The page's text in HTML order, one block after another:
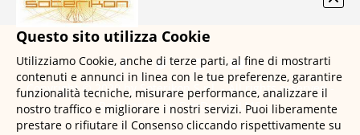
Copyright © 2020 by Soterikon S.r.l. - All rights reserved -
Realizzato conDynDevice LMS
Questo sito utilizza Cookie
Utilizziamo Cookie, anche di terze parti, al fine di mostrarti
contenuti e annunci in linea con le tue preferenze, garantire
funzionalità tecniche, misurare performance, analizzare il
nostro traffico e migliorare i nostri servizi. Puoi liberamente
prestare o rifiutare il Consenso cliccando rispettivamente su